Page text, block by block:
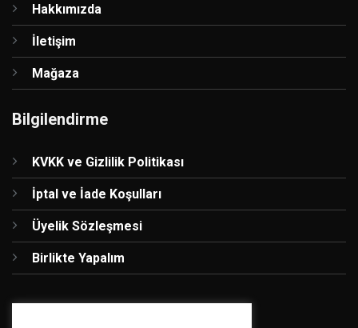
Hakkımızda
İletişim
Mağaza
Bilgilendirme
KVKK ve Gizlilik Politikası
İptal ve İade Koşulları
Üyelik Sözleşmesi
Birlikte Yapalım